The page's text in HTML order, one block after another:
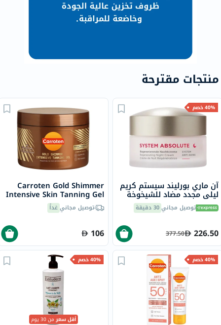
منتجات مقترحة
40% خصم
آن ماري بورليند سيستم كريم
ليلي مجدد مضاد للشيخوخة
50 مل توصيل مجاني30 دقيقة
226.50
377.50
Carroten Gold Shimmer
Intensive Skin Tanning Gel
150mlتوصيل مجانيغداً
106
40% خصم 40% خصم
أقل سعرمن 30 يوم